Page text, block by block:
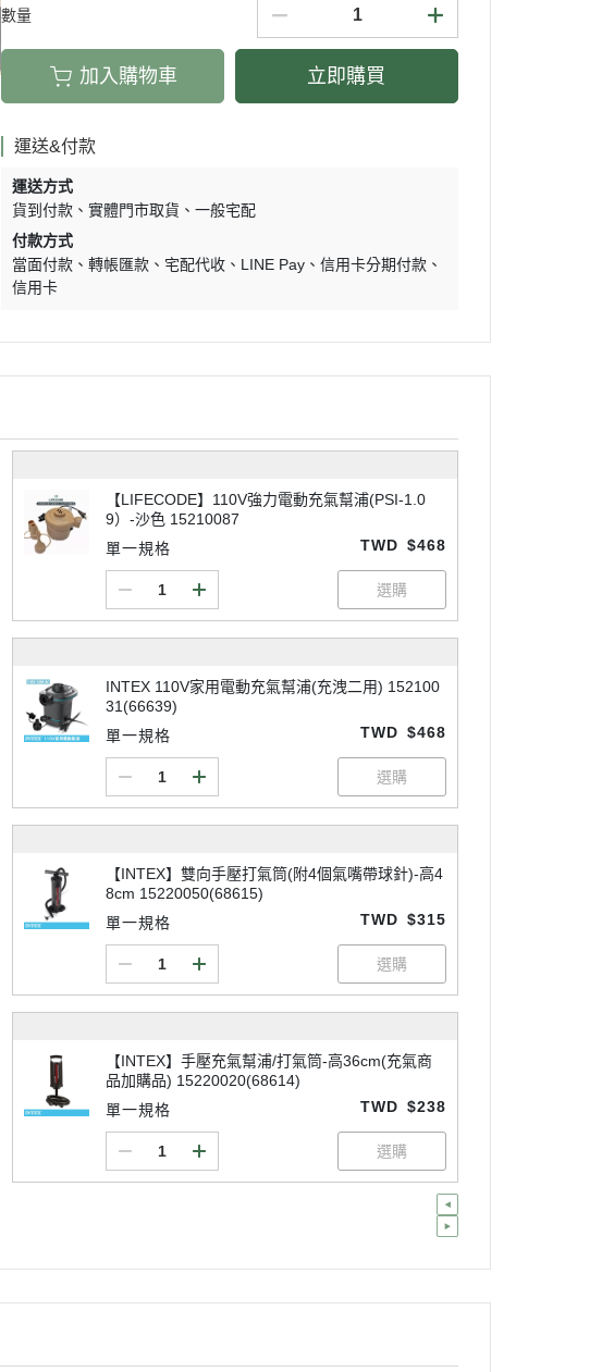
數量
加入購物車 立即購買
運送&付款
運送方式
貨到付款
實體門市取貨
一般宅配
付款方式
當面付款
轉帳匯款 宅配代收 LINE Pay
信用卡分期付款
信用卡
【LIFECODE】110V強力電動充氣幫浦(PSI-1.0
9）-沙色 15210087
單一規格
TWD $468
INTEX 110V家用電動充氣幫浦(充洩二用) 152100
31(66639)
單一規格
TWD $468
【INTEX】雙向手壓打氣筒(附4個氣嘴帶球針)-高4
8cm 15220050(68615)
單一規格
TWD $315
【INTEX】手壓充氣幫浦/打氣筒-高36cm(充氣商
品加購品) 15220020(68614)
單一規格
TWD $238